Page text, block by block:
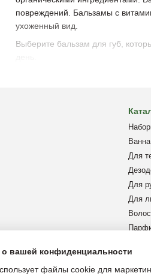
повреждений. Бальзамы с
ухоженный вид.
Выберите бальзам для губ,
Для
Для
Для
вашей конфиденциальности
файлы cookie для